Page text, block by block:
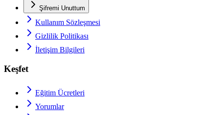
Şifremi Unuttum
Kullanım Sözleşmesi
Gizlilik Politikası
İletişim Bilgileri
Keşfet
Eğitim Ücretleri
Yorumlar